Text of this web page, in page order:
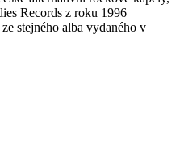
Records z roku 1996
stejného alba vydaného v